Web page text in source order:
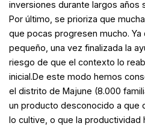
inversiones durante largos años
Por último, se prioriza que
que pocas progresen mucho. Ya
pequeño, una vez finalizada la
riesgo de que el contexto lo
inicial.De este modo hemos
el distrito de Majune (8.000
un producto desconocido a que
lo cultive, o que la productividad